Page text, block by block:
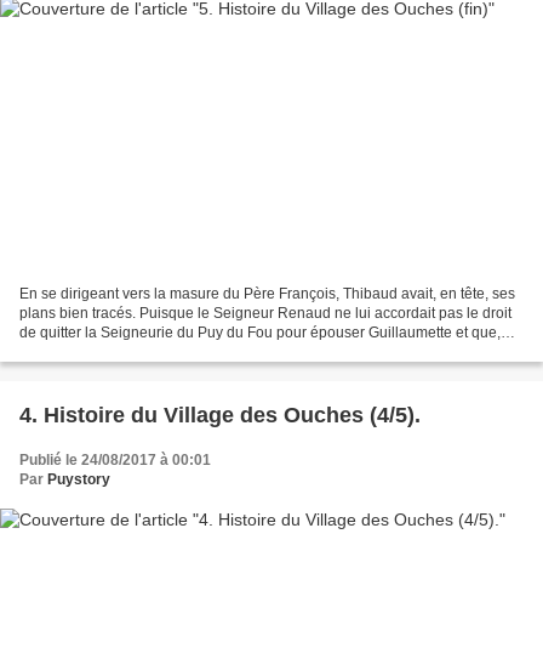
En se dirigeant vers la masure du Père François, Thibaud avait, en tête, ses
plans bien tracés. Puisque le Seigneur Renaud ne lui accordait pas le droit
de quitter la Seigneurie du Puy du Fou pour épouser Guillaumette et que,
4. Histoire du Village des Ouches (4/5).
Publié le 24/08/2017 à 00:01
Par Puystory